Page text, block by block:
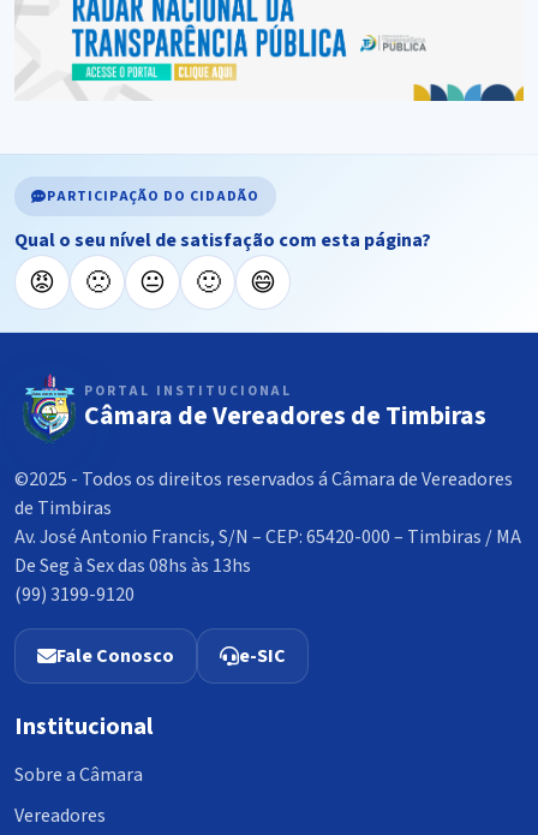
PARTICIPAÇÃO DO CIDADÃO
Qual o seu nível de satisfação com esta página?
😡 🙁 😐 🙂 😄
PORTAL INSTITUCIONAL
Câmara de Vereadores de Timbiras
©2025 - Todos os direitos reservados á Câmara de Vereadores
de Timbiras
Av. José Antonio Francis, S/N – CEP: 65420-000 – Timbiras / MA
De Seg à Sex das 08hs às 13hs
(99) 3199-9120
Fale Conosco e-SIC
Institucional
Sobre a Câmara
Vereadores